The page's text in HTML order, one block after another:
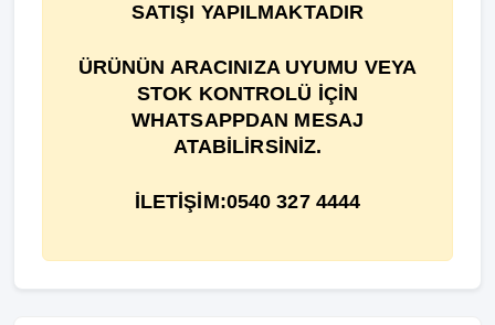
SATIŞI YAPILMAKTADIR
ÜRÜNÜN ARACINIZA UYUMU VEYA
STOK KONTROLÜ İÇİN
WHATSAPPDAN MESAJ
ATABİLİRSİNİZ.
İLETİŞİM:0540 327 4444